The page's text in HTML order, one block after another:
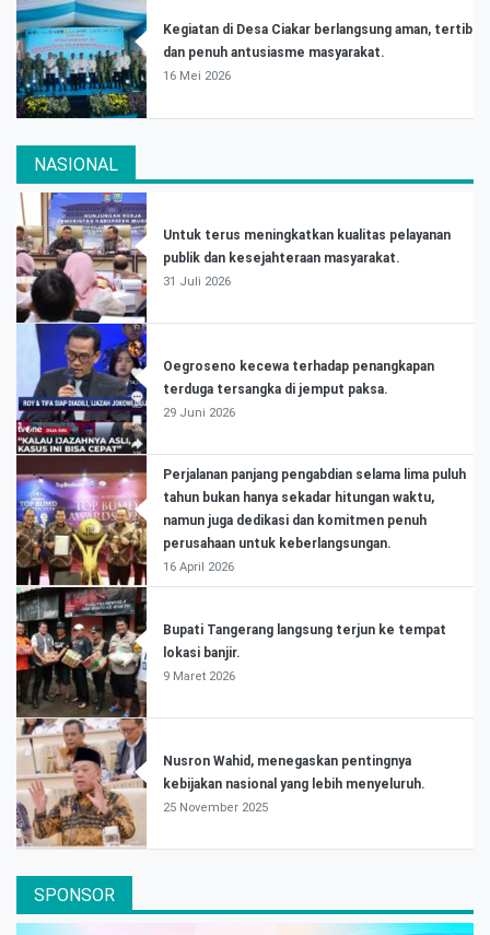
Kegiatan di Desa Ciakar berlangsung aman, tertib
dan penuh antusiasme masyarakat.
16 Mei 2026
NASIONAL
Untuk terus meningkatkan kualitas pelayanan
publik dan kesejahteraan masyarakat.
31 Juli 2026
Oegroseno kecewa terhadap penangkapan
terduga tersangka di jemput paksa.
29 Juni 2026
Perjalanan panjang pengabdian selama lima puluh
tahun bukan hanya sekadar hitungan waktu,
namun juga dedikasi dan komitmen penuh
perusahaan untuk keberlangsungan.
16 April 2026
Bupati Tangerang langsung terjun ke tempat
lokasi banjir.
9 Maret 2026
Nusron Wahid, menegaskan pentingnya
kebijakan nasional yang lebih menyeluruh.
25 November 2025
SPONSOR